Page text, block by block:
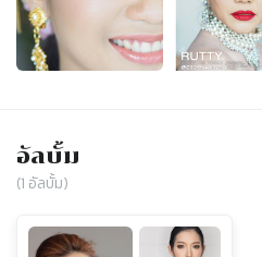
อัลบั้ม
(1 อัลบั้ม)